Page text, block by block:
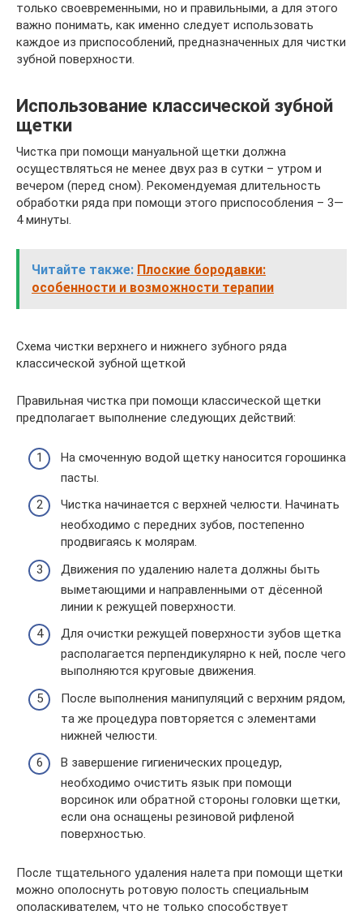
только своевременными, но и правильными, а для этого
важно понимать, как именно следует использовать
каждое из приспособлений, предназначенных для чистки
зубной поверхности.
Использование классической зубной
щетки
Чистка при помощи мануальной щетки должна
осуществляться не менее двух раз в сутки – утром и
вечером (перед сном). Рекомендуемая длительность
обработки ряда при помощи этого приспособления – 3—
4 минуты.
Читайте также: Плоские бородавки:
особенности и возможности терапии
Схема чистки верхнего и нижнего зубного ряда
классической зубной щеткой
Правильная чистка при помощи классической щетки
предполагает выполнение следующих действий:
На смоченную водой щетку наносится горошинка
пасты.
Чистка начинается с верхней челюсти. Начинать
необходимо с передних зубов, постепенно
продвигаясь к молярам.
Движения по удалению налета должны быть
выметающими и направленными от дёсенной
линии к режущей поверхности.
Для очистки режущей поверхности зубов щетка
располагается перпендикулярно к ней, после чего
выполняются круговые движения.
После выполнения манипуляций с верхним рядом,
та же процедура повторяется с элементами
нижней челюсти.
В завершение гигиенических процедур,
необходимо очистить язык при помощи
ворсинок или обратной стороны головки щетки,
если она оснащены резиновой рифленой
поверхностью.
После тщательного удаления налета при помощи щетки
можно ополоснуть ротовую полость специальным
ополаскивателем, что не только способствует